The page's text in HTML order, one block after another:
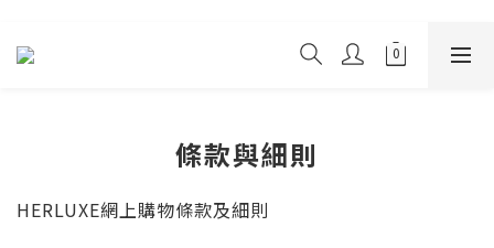
條款與細則
HERLUXE網上購物條款及細則